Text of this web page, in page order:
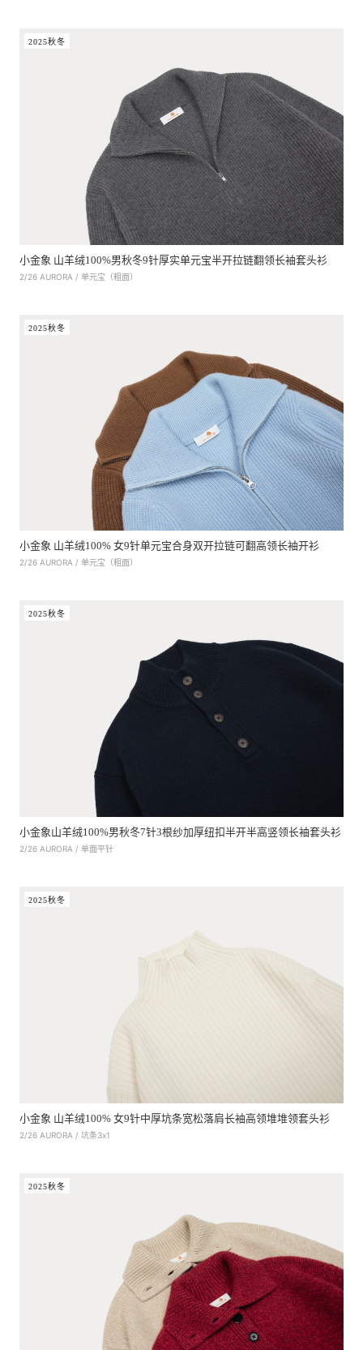
2025秋冬
小金象 山羊绒100%男秋冬9针厚实单元宝半开拉链翻领长袖套头衫
2/26 AURORA / 单元宝（粗面）
2025秋冬
小金象 山羊绒100% 女9针单元宝合身双开拉链可翻高领长袖开衫
2/26 AURORA / 单元宝（粗面）
2025秋冬
小金象山羊绒100%男秋冬7针3根纱加厚纽扣半开半高竖领长袖套头衫
2/26 AURORA / 单面平针
2025秋冬
小金象 山羊绒100% 女9针中厚坑条宽松落肩长袖高领堆堆领套头衫
2/26 AURORA / 坑条3x1
2025秋冬